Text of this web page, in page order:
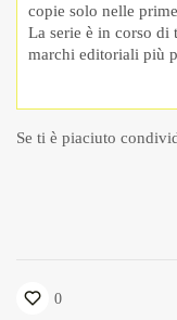
copie solo nelle
La serie è in corso di
marchi editoriali più
Se ti è piaciuto
0